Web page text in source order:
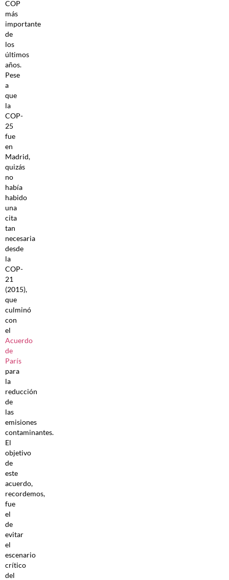
COP
más
importante
de
los
últimos
años.
Pese
a
que
la
COP-
25
fue
en
Madrid,
quizás
no
había
habido
una
cita
tan
necesaria
desde
la
COP-
21
(2015),
que
culminó
con
el
Acuerdo
de
París
para
la
reducción
de
las
emisiones
contaminantes.
El
objetivo
de
este
acuerdo,
recordemos,
fue
el
de
evitar
el
escenario
crítico
del